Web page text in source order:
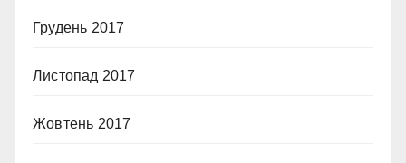
Грудень 2017
Листопад 2017
Жовтень 2017